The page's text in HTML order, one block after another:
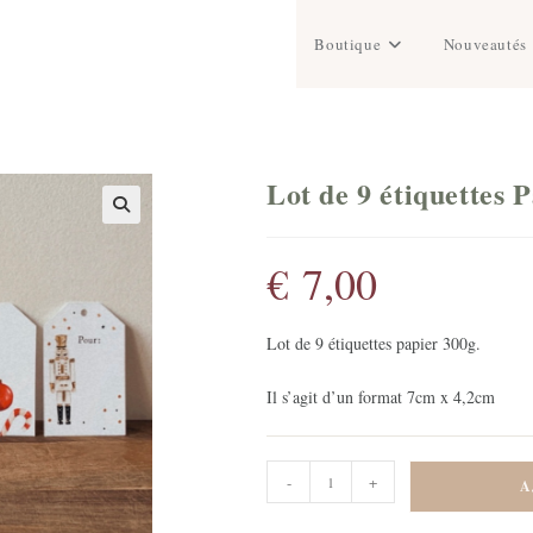
Boutique Nouveautés
Lot de 9 étiquettes
€ 7,00
Lot de 9 étiquettes papier 300g.
Il s’agit d’un format 7cm x 4,2cm
de
- +